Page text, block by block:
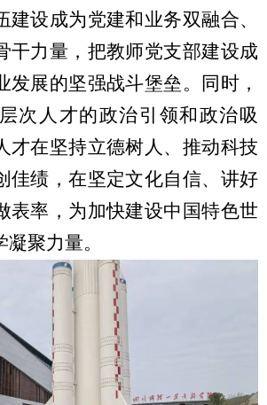
建设成为党建和业务双融合、
干力量，把教师党支部建设成
发展的坚强战斗堡垒。同时，
次人才的政治引领和政治吸
才在坚持立德树人、推动科技
佳绩，在坚定文化自信、讲好
表率，为加快建设中国特色世
聚力量。